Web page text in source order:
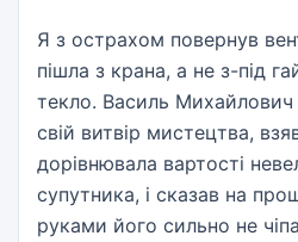
Я з острахом повернув
пішла з крана, а не з-під
текло. Василь
свій витвір мистецтва,
дорівнювала вартості
супутника, і сказав на
руками його сильно не